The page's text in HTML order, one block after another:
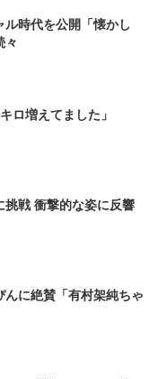
時代を公開「懐かし
々
ロ増えてました」
挑戦 衝撃的な姿に反響
に絶賛「有村架純ちゃ